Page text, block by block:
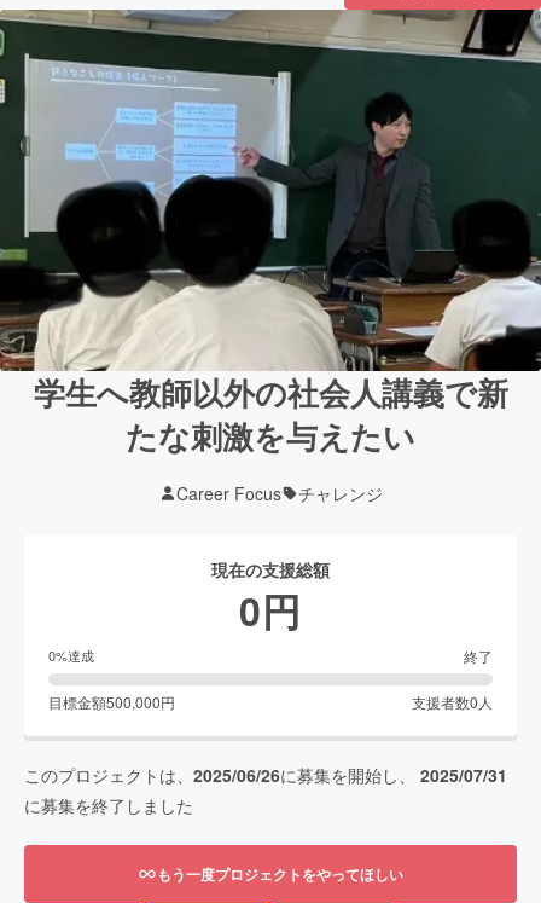
学生へ教師以外の社会人講義で新
たな刺激を与えたい
Career Focus チャレンジ
現在の支援総額
0円
0%達成 終了
目標金額500,000円 支援者数0 人
このプロジェクトは、 2025/06/26に募集を開始し、 2025/07/31
に募集を終了しました
もう一度プロジェクトをやってほしい